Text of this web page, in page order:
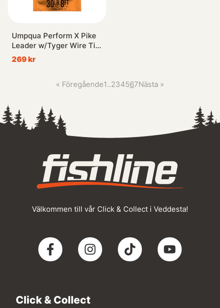
Umpqua Perform X Pike
Leader w/Tyger Wire Tip
8ft 30lb
269 kr
« Föregående1..234567Nästa »
Välkommen till vår Click & Collect i Veddesta!
Click & Collect